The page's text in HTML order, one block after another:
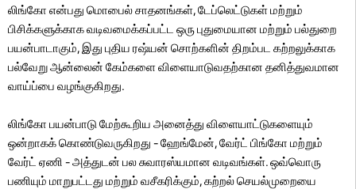
லிங்கோ என்பது மொபைல் சாதனங்கள், டேப்லெட்டுகள் மற்றும்
பிசிக்களுக்காக வடிவமைக்கப்பட்ட ஒரு புதுமையான மற்றும் பல்துறை
பயன்பாடாகும், இது புதிய ரஷ்யன் சொற்களின் திறம்பட கற்றலுக்காக
பல்வேறு ஆன்லைன் கேம்களை விளையாடுவதற்கான தனித்துவமான
வாய்ப்பை வழங்குகிறது.
லிங்கோ பயன்பாடு மேற்கூறிய அனைத்து விளையாட்டுகளையும்
ஒன்றாகக் கொண்டுவருகிறது - ஹேங்மேன், வேர்ட் பிங்கோ மற்றும்
வேர்ட் ஏணி - அத்துடன் பல சுவாரஸ்யமான வடிவங்கள். ஒவ்வொரு
பணியும் மாறுபட்டது மற்றும் வசீகரிக்கும், கற்றல் செயல்முறையை